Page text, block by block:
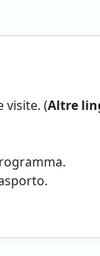
visite. (Altre